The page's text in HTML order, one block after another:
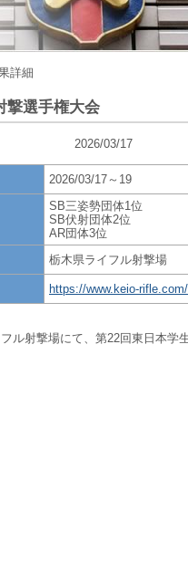
詳細
撃選手権大会
2026/03/17
2026/03/17～19
SB三姿勢団体1位
SB伏射団体2位
AR団体3位
栃木県ライフル射撃場
https://www.keio-rifle.com/
ル射撃場にて、第22回東日本学